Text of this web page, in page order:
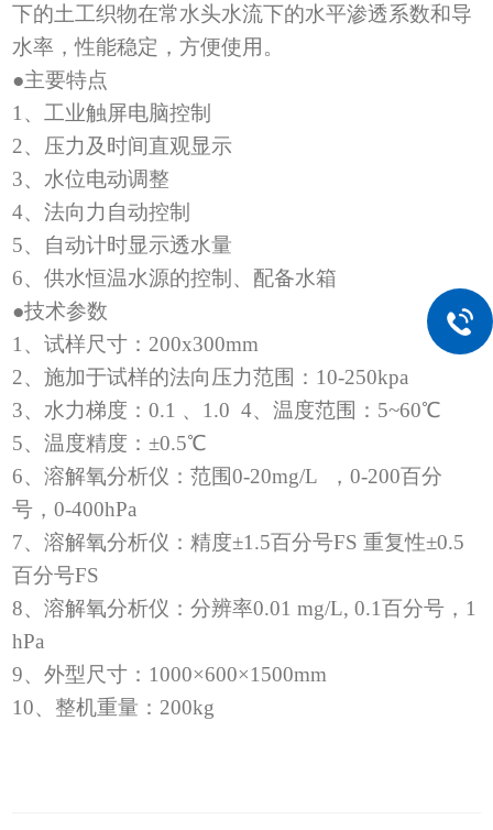
下的土工织物在常水头水流下的水平渗透系数和导
水率，性能稳定，方便使用。
●主要特点
1 、工业触屏电脑控制
2、压力及时间直观显示
3、水位电动调整
4、法向力自动控制
5、自动计时显示透水量
6、供水恒温水源的控制、配备水箱
●技术参数
1 、试样尺寸： 200x300mm
2、施加于试样的法向压力范围： 10-250kpa
3、水力梯度：0.1 、 1.0 4、温度范围： 5~60℃
5、温度精度：±0.5℃
6、溶解氧分析仪：范围0-20mg/L ，0-200百分
号，0-400hPa
7、溶解氧分析仪：精度±1.5百分号FS重复性±0.5
百分号FS
8、溶解氧分析仪：分辨率0.01 mg/L, 0.1百分号， 1
hPa
9、外型尺寸： 1000×600×1500mm
10、整机重量： 200kg